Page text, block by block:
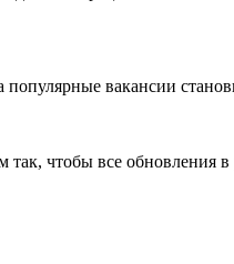
популярные вакансии
чтобы все обновления в